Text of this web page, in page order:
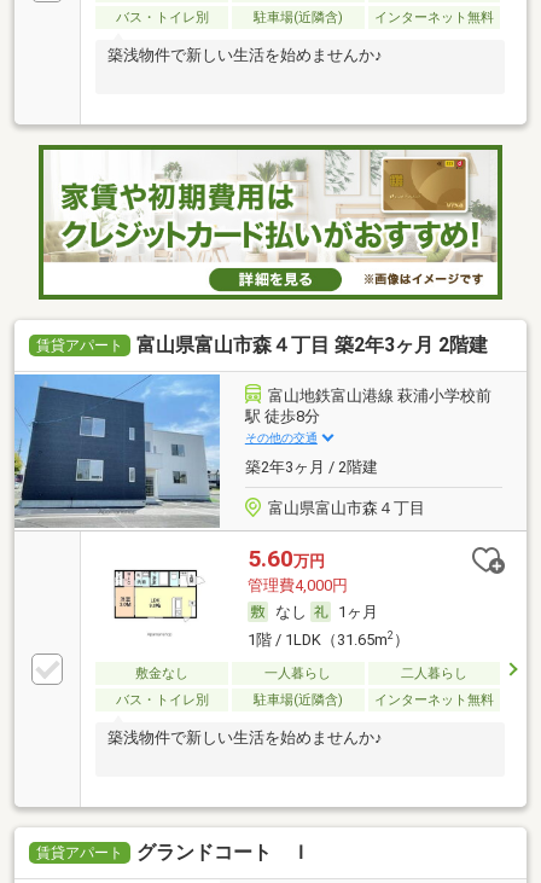
バス・トイレ別
駐車場(近隣含) インターネット無料
築浅物件で新しい生活を始めませんか♪
賃貸アパート 富山県富山市森４丁目 築2年3ヶ月 2階建
富山地鉄富山港線 萩浦小学校前
駅 徒歩8分
その他の交通
築2年3ヶ月 / 2階建
富山県富山市森４丁目
5.60万円
管理費4,000円
なし
1ヶ月
1階 / 1LDK（31.65m2）
敷金なし 一人暮らし
二人暮らし
バス・トイレ別
駐車場(近隣含) インターネット無料
築浅物件で新しい生活を始めませんか♪
賃貸アパート グランドコート Ｉ